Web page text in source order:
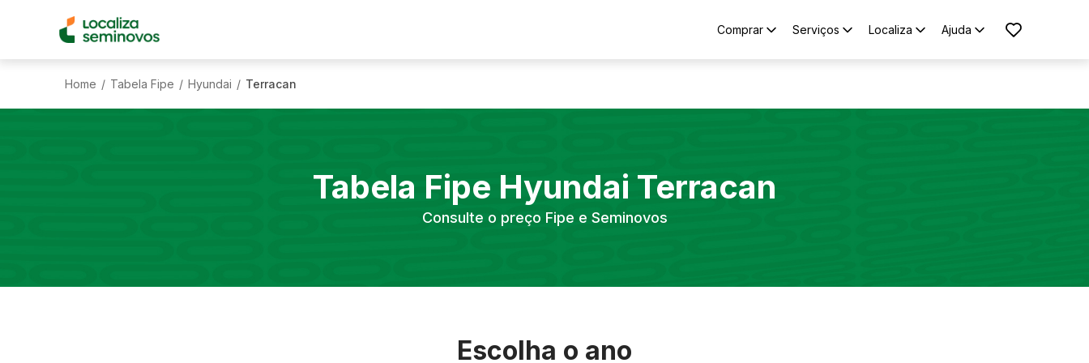
Comprar Serviços Localiza Ajuda
Home / Tabela Fipe / Hyundai / Terracan
Tabela Fipe Hyundai Terracan
Consulte o preço Fipe e Seminovos
Escolha o ano